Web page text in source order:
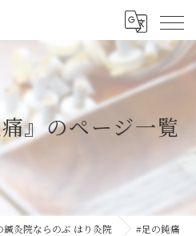
』のページ一覧
鍼灸院ならのぶ はり灸院 #足の鈍痛